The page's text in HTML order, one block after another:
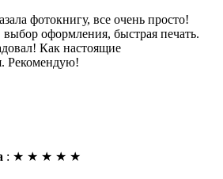
фотокнигу, все очень просто!
оформления, быстрая печать.
Как настоящие
Рекомендую!
: ★ ★ ★ ★ ★